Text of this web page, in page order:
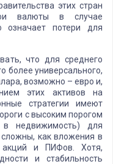
этих стран
валюты в случае
означает потери для
что для среднего
более универсального,
возможно – евро и,
этих активов на
стратегии имеют
с высоким порогом
недвижимость) для
как вложения в
акций и ПИФов. Хотя,
и стабильность